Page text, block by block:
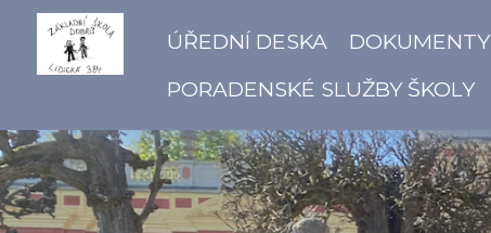
ÚŘEDNÍ DESKA DOKUMENTY
PORADENSKÉ SLUŽBY ŠKOLY